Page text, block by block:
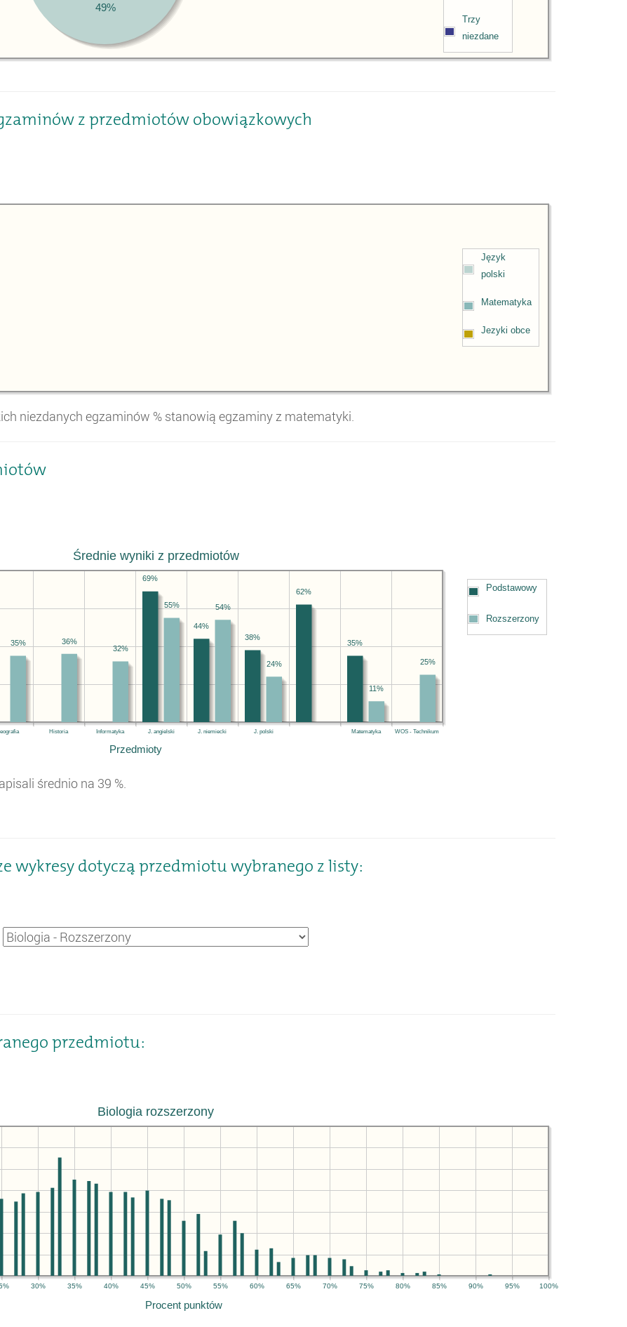
Trzy
niezdane
49%
z przedmiotów obowiązkowych
Język
polski
Matematyka
Jezyki obce
niezdanych egzaminów % stanowią egzaminy z matematyki
Średnie wyniki z przedmiotów
Przedmioty
Historia Informatyka J. angielski J. niemiecki J. polski Matematyka WOS - Technikum
35%
62%
38%
44%
69%
Podstawowy
Rozszerzony
25%
11%
24%
54%
55%
32%
36%
35%
średnio na 39 %.
wykresy dotyczą przedmiotu wybranego z listy:
przedmiotu:
Biologia rozszerzony
Procent punktów
30% 35% 40% 45% 50% 55% 60% 65% 70% 75% 80% 85% 90% 95% 100%